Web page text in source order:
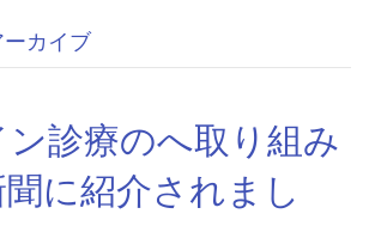
カイブ
診療のへ取り組み
に紹介されまし